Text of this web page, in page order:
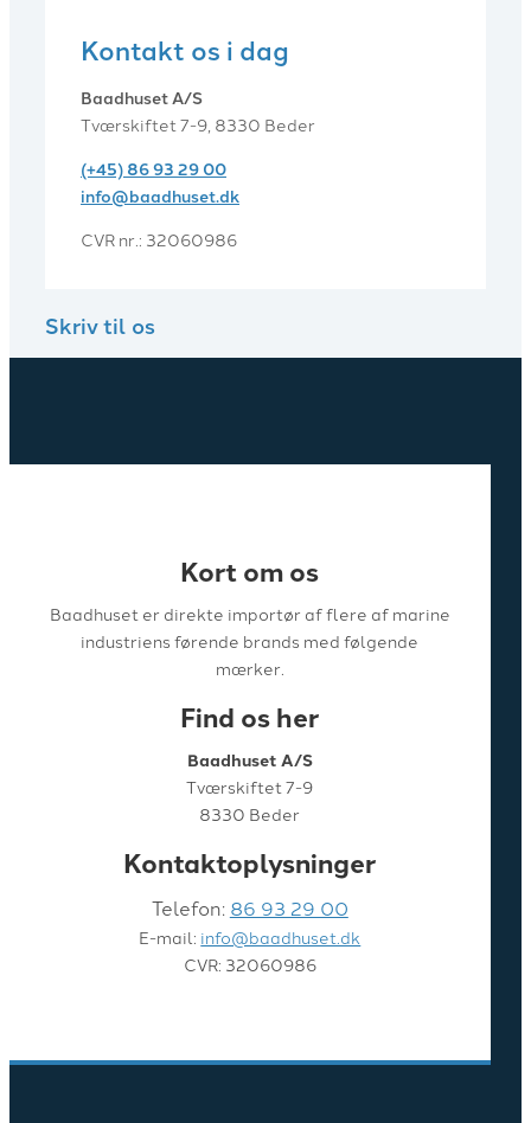
Kontakt os i dag
Baadhuset A/S
Tværskiftet 7-9, 8330 Beder
(+45) 86 93 29 00
info@baadhuset.dk​
CVR nr.: 32060986
Skriv til os
Kort om os
Baadhuset er direkte importør af flere af marine
industriens førende brands med følgende
mærker.
Find os her
Baadhuset A/S
Tværskiftet 7-9
8330 Beder
Kontaktoplysninger
Telefon: 86 93 29 00
E-mail: info@baadhuset.dk
CVR: 32060986